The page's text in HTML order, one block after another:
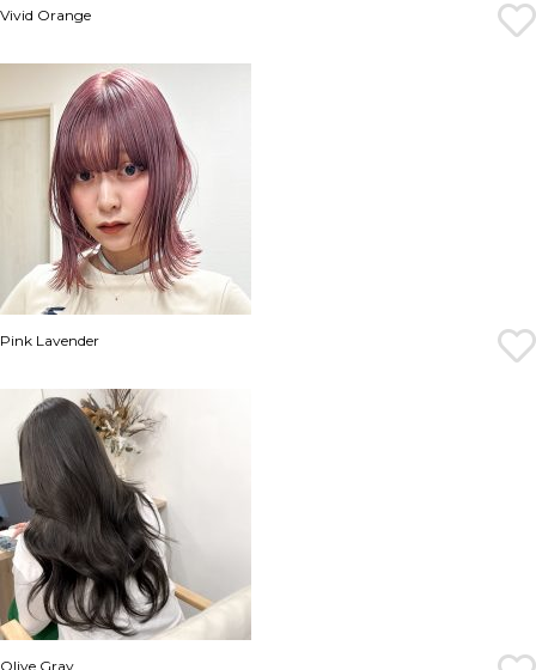
Vivid Orange
Pink Lavender
Olive Gray